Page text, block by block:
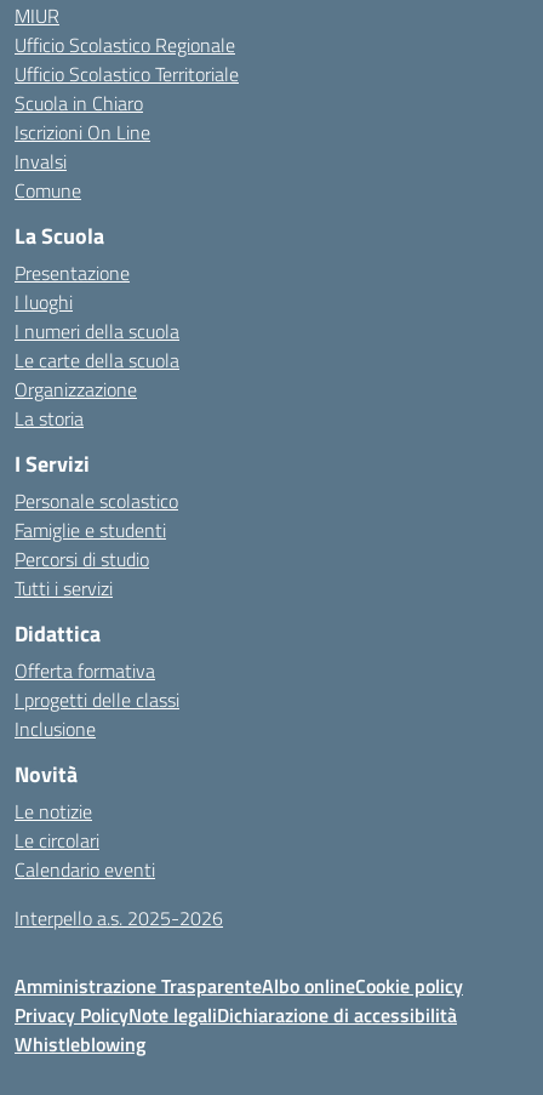
MIUR
Ufficio Scolastico Regionale
Ufficio Scolastico Territoriale
Scuola in Chiaro
Iscrizioni On Line
Invalsi
Comune
La Scuola
Presentazione
I luoghi
I numeri della scuola
Le carte della scuola
Organizzazione
La storia
I Servizi
Personale scolastico
Famiglie e studenti
Percorsi di studio
Tutti i servizi
Didattica
Offerta formativa
I progetti delle classi
Inclusione
Novità
Le notizie
Le circolari
Calendario eventi
Interpello a.s. 2025-2026
Amministrazione TrasparenteAlbo onlineCookie policy
Privacy PolicyNote legaliDichiarazione di accessibilità
Whistleblowing